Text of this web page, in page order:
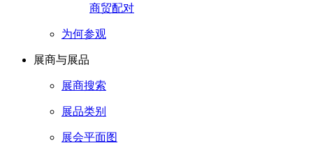
商贸配对
为何参观
展商与展品
展商搜索
展品类别
展会平面图